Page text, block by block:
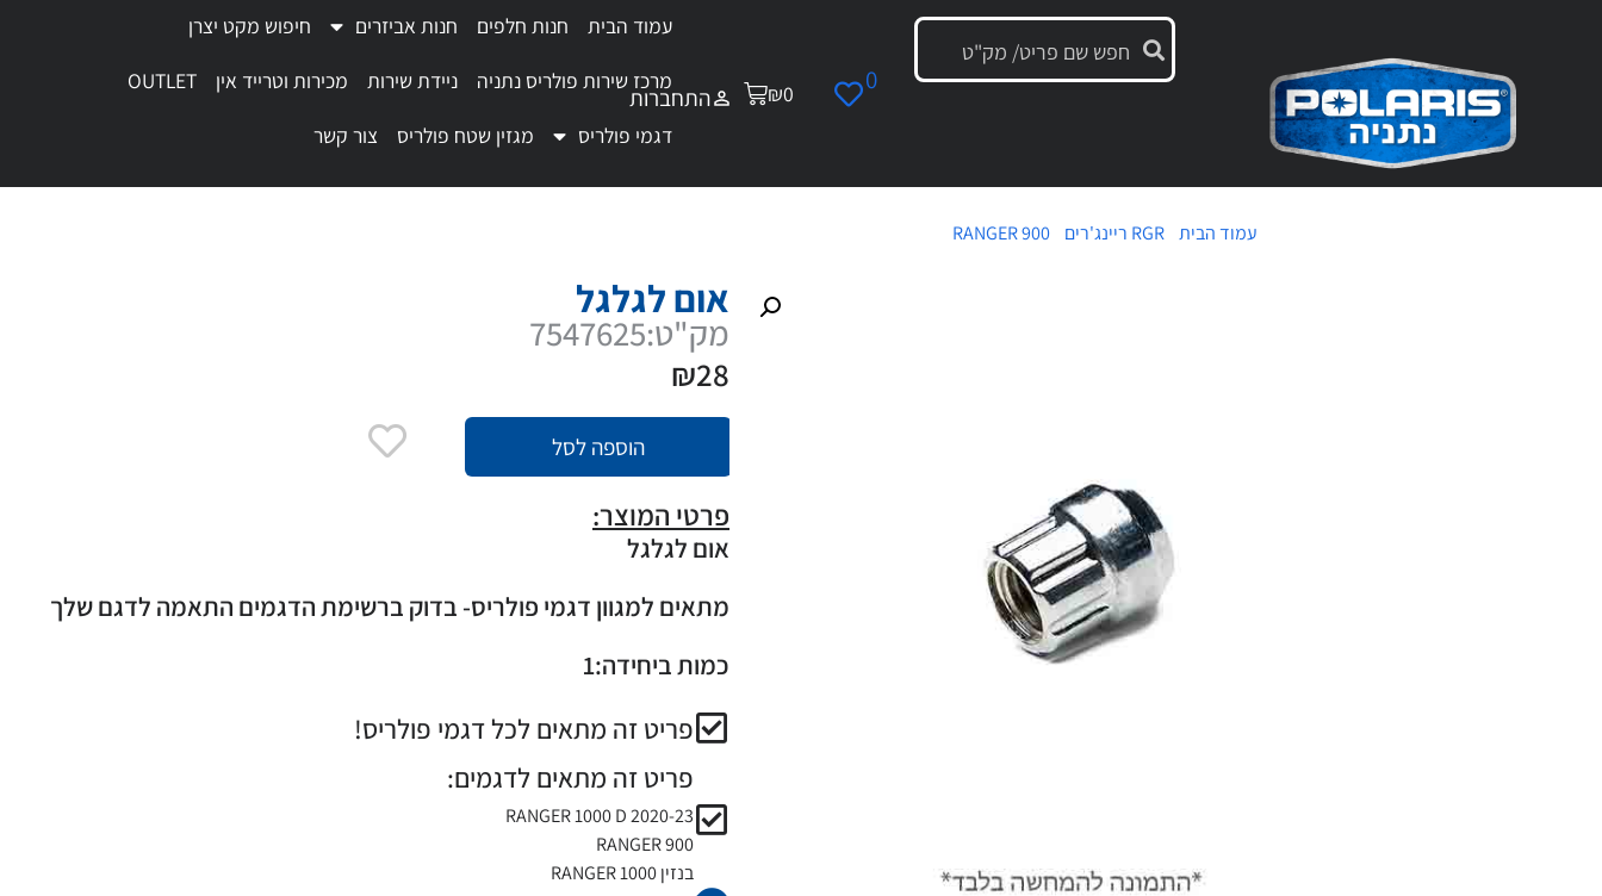
0
₪0 התחברות
עמוד הבית חנות חלפים חנות אביזרים
חיפוש מקט יצרן
מרכז שירות פולריס נתניה
ניידת שירות מכירות וטרייד אין
OUTLET
דגמי פולריס
מגזין שטח פולריס צור קשר
אום לגלגל
מק"ט:7547625
₪28
הוספה לסל
פרטי המוצר:
אום לגלגל
מתאים למגוון דגמי פולריס- בדוק ברשימת הדגמים התאמה לדגם שלך
כמות ביחידה:1
פריט זה מתאים לכל דגמי פולריס!
פריט זה מתאים לדגמים:
RANGER 1000 D 2020-23
RANGER 900
בנזין RANGER 1000
עמוד הבית/ RGR ריינג'רים RANGER 900